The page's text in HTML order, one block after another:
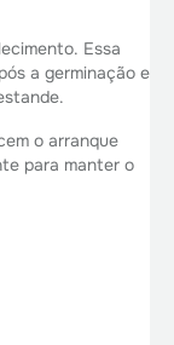
Essa
a germinação e
o arranque
para manter o